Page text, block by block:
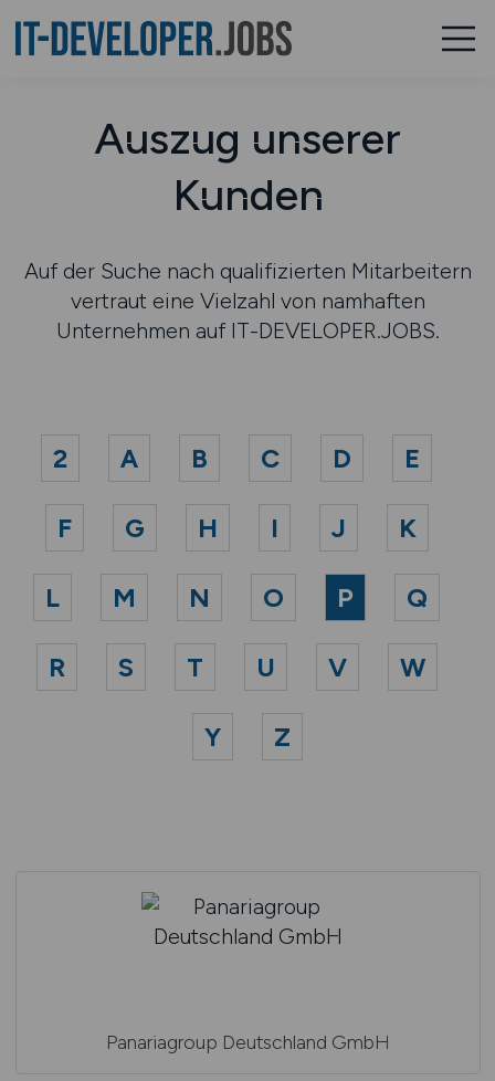
Auszug unserer
Kunden
Auf der Suche nach qualifizierten Mitarbeitern
vertraut eine Vielzahl von namhaften
Unternehmen auf IT-DEVELOPER.JOBS.
2 A B C D E
F G H I J K
L M N O P Q
R S T U V W
Y Z
Panariagroup Deutschland GmbH